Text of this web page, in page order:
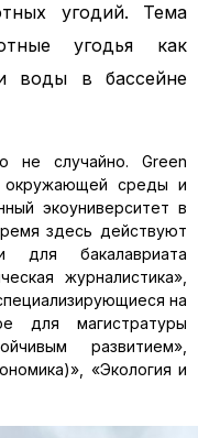
угодий. Тема
угодья как
воды в бассейне
не случайно. Green
окружающей среды и
экоуниверситет в
здесь действуют
для бакалавриата
журналистика»,
на
для магистратуры
развитием»,
«Экология и